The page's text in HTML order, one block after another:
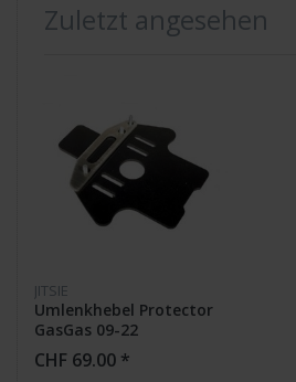
Zuletzt angesehen
JITSIE
Umlenkhebel Protector
GasGas 09-22
CHF 69.00 *